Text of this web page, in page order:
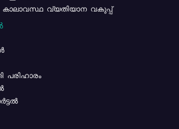
കാലാവസ്ഥ വ്യതിയാന വകുപ്പ്
പരിഹാരം